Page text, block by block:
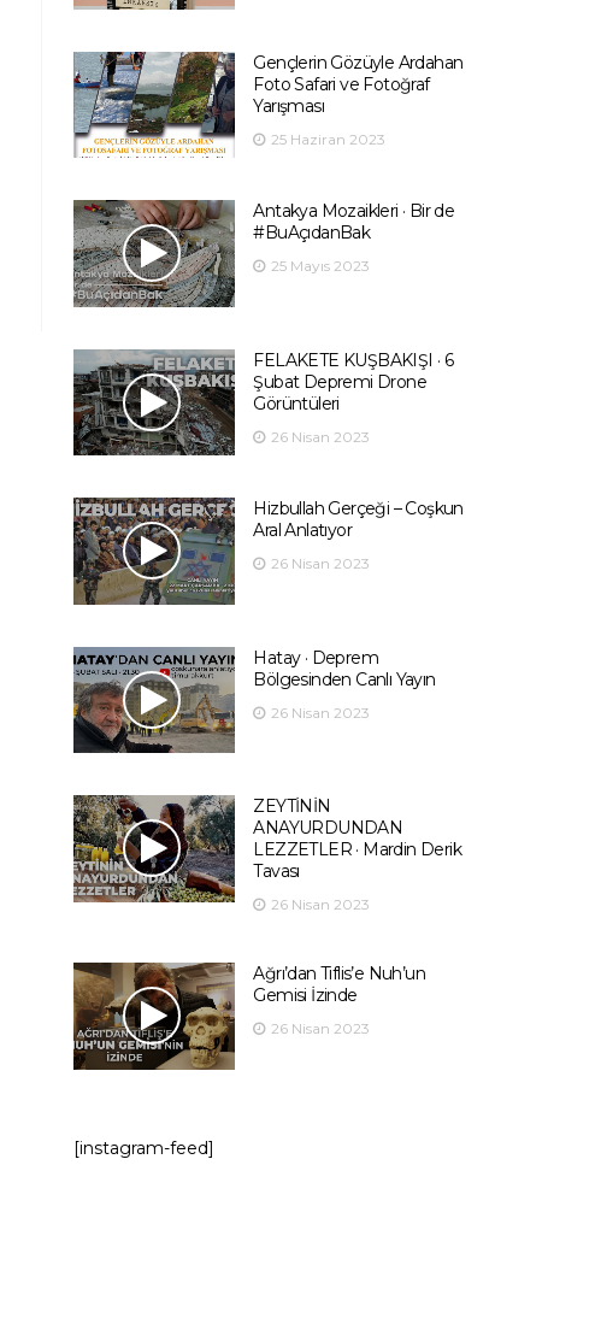
Gençlerin Gözüyle Ardahan
Foto Safari ve Fotoğraf
Yarışması
25 Haziran 2023
Antakya Mozaikleri · Bir de
#BuAçıdanBak
25 Mayıs 2023
FELAKETE KUŞBAKIŞI · 6
Şubat Depremi Drone
Görüntüleri
26 Nisan 2023
Hizbullah Gerçeği – Coşkun
Aral Anlatıyor
26 Nisan 2023
Hatay · Deprem
Bölgesinden Canlı Yayın
26 Nisan 2023
ZEYTİNİN
ANAYURDUNDAN
LEZZETLER · Mardin Derik
Tavası
26 Nisan 2023
Ağrı’dan Tiflis’e Nuh’un
Gemisi İzinde
26 Nisan 2023
[instagram-feed]